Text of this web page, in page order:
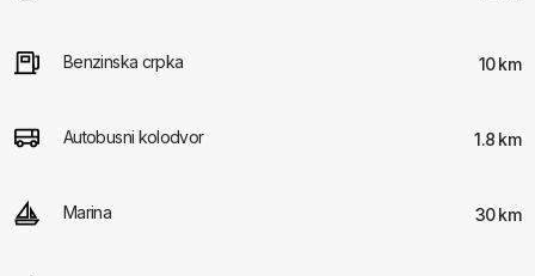
Benzinska crpka 10 km
Autobusni kolodvor 1.8 km
Marina 30 km